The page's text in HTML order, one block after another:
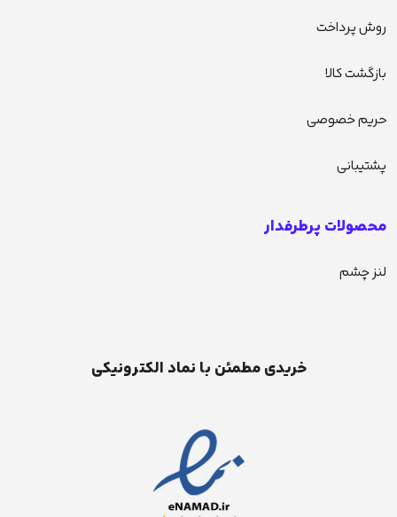
روش پرداخت
بازگشت کالا
حریم خصوصی
پشتیبانی
محصولات پرطرفدار
لنز چشم
خریدی مطمئن با نماد الکترونیکی